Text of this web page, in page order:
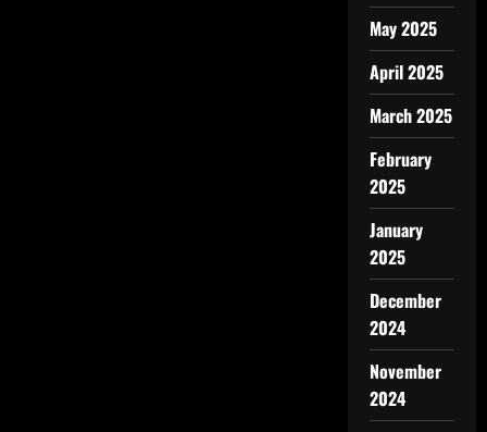
May 2025
April 2025
March 2025
February
2025
January
2025
December
2024
November
2024